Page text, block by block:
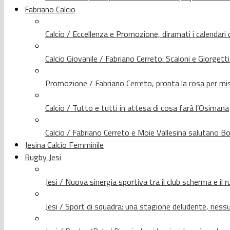
Fabriano Calcio
Calcio / Eccellenza e Promozione, diramati i calendari
Calcio Giovanile / Fabriano Cerreto: Scaloni e
Promozione / Fabriano Cerreto, pronta la rosa per
Calcio / Tutto e tutti in attesa di cosa farà l’Osimana
Calcio / Fabriano Cerreto e Moie Vallesina salutano
Jesina Calcio Femminile
Rugby Jesi
Jesi / Nuova sinergia sportiva tra il club scherma e il
Jesi / Sport di squadra: una stagione deludente,